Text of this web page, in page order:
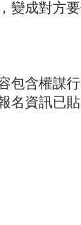
變成對方要
包含權謀
名資訊已貼